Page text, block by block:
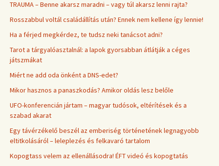
TRAUMA – Benne akarsz maradni – vagy túl akarsz lenni rajta?
Rosszabbul voltál családállítás után? Ennek nem kellene így lennie!
Ha a férjed megkérdez, te tudsz neki tanácsot adni?
Tarot a tárgyalóasztalnál: a lapok gyorsabban átlátják a céges
játszmákat
Miért ne add oda önként a DNS-edet?
Mikor hasznos a panaszkodás? Amikor oldás lesz belőle
UFO-konferencián jártam – magyar tudósok, eltérítések és a
szabad akarat
Egy távérzékelő beszél az emberiség történetének legnagyobb
eltitkolásáról – leleplezés és felkavaró tartalom
Kopogtass velem az ellenállásodra! ÉFT videó és kopogtatás